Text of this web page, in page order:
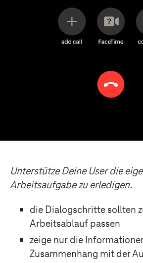
Unterstütze Deine User die
Arbeitsaufgabe zu erledigen.
die Dialogschritte sollten
Arbeitsablauf passen
zeige nur die
Zusammenhang mit der